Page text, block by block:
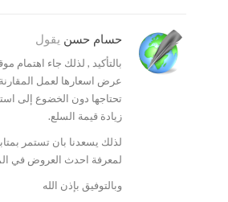
حسام حسن يقول
بالتأكيد , لذلك جاء اهتمام
عرض اسعارها لعمل المقارنة
تحتاجها دون الخضوع إلى
زيادة قيمة السلع.
لذلك يسعدنا بان تستمر
لمعرفة احدث العروض في
وبالتوفيق بإذن الله